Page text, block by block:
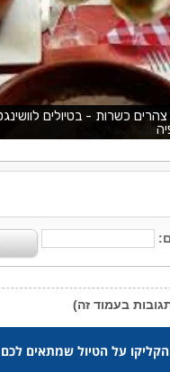
הקליקו על הטיול שמתאים לכם